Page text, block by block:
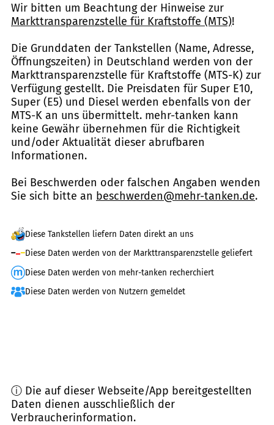
Wir bitten um Beachtung der Hinweise zur
Markttransparenzstelle für Kraftstoffe (MTS)!
Die Grunddaten der Tankstellen (Name, Adresse,
Öffnungszeiten) in Deutschland werden von der
Markttransparenzstelle für Kraftstoffe (MTS-K) zur
Verfügung gestellt. Die Preisdaten für Super E10,
Super (E5) und Diesel werden ebenfalls von der
MTS-K an uns übermittelt. mehr-tanken kann
keine Gewähr übernehmen für die Richtigkeit
und/oder Aktualität dieser abrufbaren
Informationen.
Bei Beschwerden oder falschen Angaben wenden
Sie sich bitte an beschwerden@mehr-tanken.de.
Diese Tankstellen liefern Daten direkt an uns
Diese Daten werden von der Markttransparenzstelle geliefert
Diese Daten werden von mehr-tanken recherchiert
Diese Daten werden von Nutzern gemeldet
ⓘ Die auf dieser Webseite/App bereitgestellten
Daten dienen ausschließlich der
Verbraucherinformation.